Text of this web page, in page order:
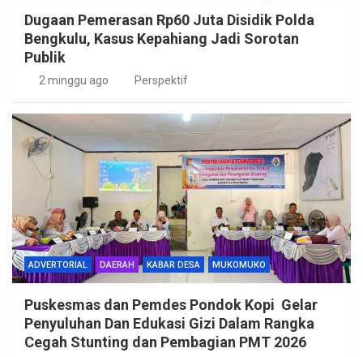
Dugaan Pemerasan Rp60 Juta Disidik Polda
Bengkulu, Kasus Kepahiang Jadi Sorotan
Publik
2 minggu ago Perspektif
ADVERTORIAL DAERAH KABAR DESA MUKOMUKO
Puskesmas dan Pemdes Pondok Kopi Gelar
Penyuluhan Dan Edukasi Gizi Dalam Rangka
Cegah Stunting dan Pembagian PMT 2026